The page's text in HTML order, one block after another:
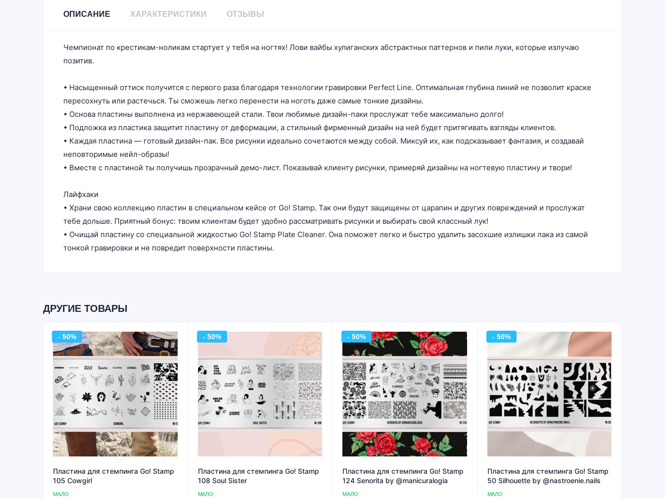
ОПИСАНИЕ ХАРАКТЕРИСТИКИ ОТЗЫВЫ
Чемпионат по крестикам-ноликам стартует у тебя на ногтях! Лови вайбы хулиганских абстрактных паттернов и пили луки, которые излучаю
позитив.
• Насыщенный оттиск получится с первого раза благодаря технологии гравировки Perfect Line. Оптимальная глубина линий не позволит краске
пересохнуть или растечься. Ты сможешь легко перенести на ноготь даже самые тонкие дизайны.
• Основа пластины выполнена из нержавеющей стали. Твои любимые дизайн-паки прослужат тебе максимально долго!
• Подложка из пластика защитит пластину от деформации, а стильный фирменный дизайн на ней будет притягивать взгляды клиентов.
• Каждая пластина — готовый дизайн-пак. Все рисунки идеально сочетаются между собой. Миксуй их, как подсказывает фантазия, и создавай
неповторимые нейл-образы!
• Вместе с пластиной ты получишь прозрачный демо-лист. Показывай клиенту рисунки, примеряй дизайны на ногтевую пластину и твори!
Лайфхаки
• Храни свою коллекцию пластин в специальном кейсе от Go! Stamp. Так они будут защищены от царапин и других повреждений и прослужат
тебе дольше. Приятный бонус: твоим клиентам будет удобно рассматривать рисунки и выбирать свой классный лук!
• Очищай пластину со специальной жидкостью Go! Stamp Plate Cleaner. Она поможет легко и быстро удалить засохшие излишки лака из самой
тонкой гравировки и не повредит поверхности пластины.
ДРУГИЕ ТОВАРЫ
- 50%
Пластина для стемпинга Go! Stamp
105 Cowgirl
МАЛО
- 50%
Пластина для стемпинга Go! Stamp
108 Soul Sister
МАЛО
- 50%
Пластина для стемпинга Go! Stamp
124 Senorita by @manicuralogia
МАЛО
- 50%
Пластина для стемпинга Go! Stamp
50 Silhouette by @nastroenie.nails
МАЛО